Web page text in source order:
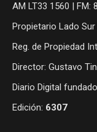
AM LT33 1560 | FM:
Propietario Lado
Reg. de Propiedad
Director: Gustavo
Diario Digital
Edición: 6307